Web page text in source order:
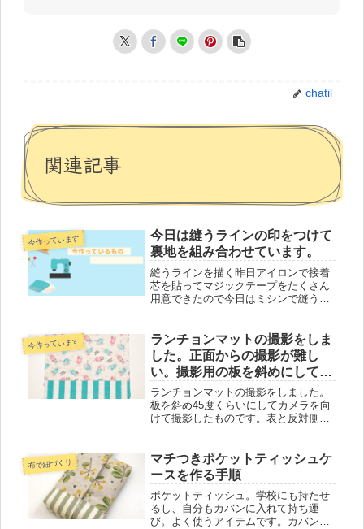
chatil
関連記事
今作っています
今日は縫うラインの印をつけて
裏地を組み合わせています。
縫うラインを描く昨日アイロンで接着
芯を貼ってマジックテープをたくさん
用意できたので今日はミシンで縫うラ
ックテープをつける位置、真ん中にな
るように中心をとって印付けをしてい
ま...
今作っています
ランチョンマットの撮影をしま
した。正面からの撮影が難し
い。撮影用の板を斜めにしてカ
メラで撮影をしました。
ランチョンマットの撮影をしました。
板を斜め45度くらいにしてカメラを向
けて撮影したものです。表と反対側２
からの撮影が難しくどうやったら上手
く撮影ができるか困っていました。
カ...
布で紐づくり
マチつきポケットティッシュケ
ースを作る手順
ポケットティッシュ。学校にも持たせ
るし、自分もカバンに入れて持ち運
び。よく使うアイテムです。カバンに